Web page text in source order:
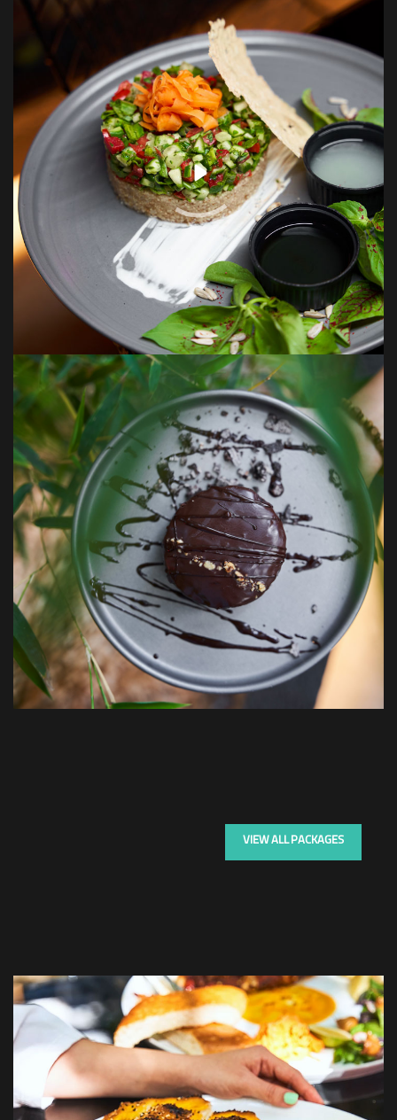
VIEW ALL PACKAGES